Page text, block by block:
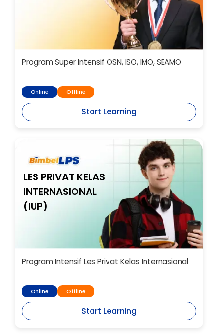
Program Super Intensif OSN, ISO, IMO, SEAMO
Online Offline
Start Learning
LES PRIVAT KELAS
INTERNASIONAL
(IUP)
Program Intensif Les Privat Kelas Internasional
Online Offline
Start Learning